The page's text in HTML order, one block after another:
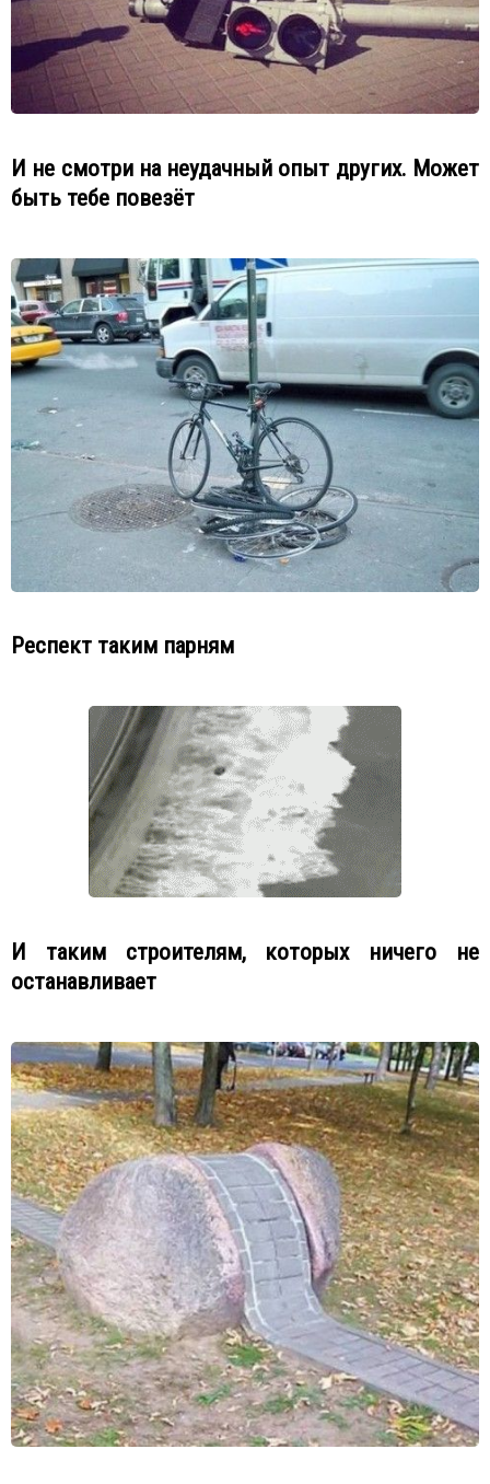
И не смотри на неудачный опыт других. Может
быть тебе повезёт
Респект таким парням
И таким строителям, которых ничего не
останавливает